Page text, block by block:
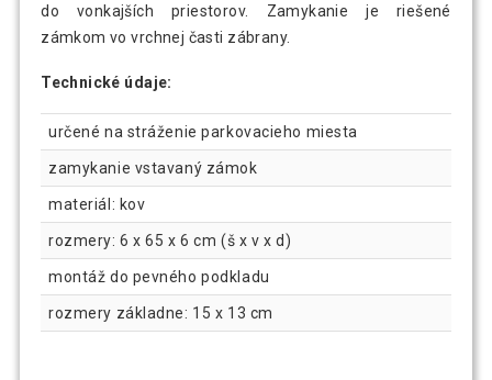
do vonkajších priestorov. Zamykanie je riešené
zámkom vo vrchnej časti zábrany.
Technické údaje:
určené na stráženie parkovacieho miesta
zamykanie vstavaný zámok
materiál: kov
rozmery: 6 x 65 x 6 cm (š x v x d)
montáž do pevného podkladu
rozmery základne: 15 x 13 cm